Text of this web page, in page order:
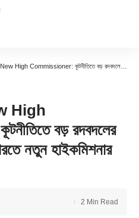
কূটনীতিতে বড় রদবদলের পথে বিএনপি সরকার: ভারতে নতুন হাইকমিশনার পাঠাচ্ছে বাংলাদেশ
High
বড় রদবদলের
নতুন হাইকমিশনার
2 Min Read